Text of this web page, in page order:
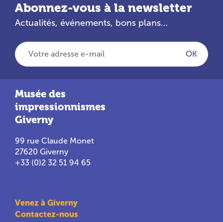
Abonnez-vous à la newsletter
Actualités, événements, bons plans…
Votre adresse e-mail
OK
Musée des
impressionnismes
Giverny
99 rue Claude Monet
27620 Giverny
+33 (0)2 32 51 94 65
Venez à Giverny
Contactez-nous